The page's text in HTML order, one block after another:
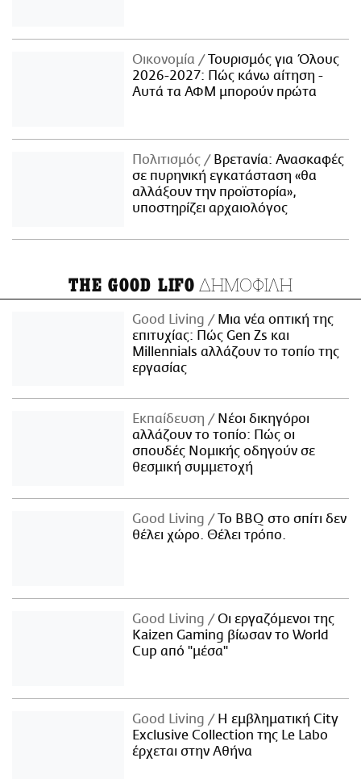
Οικονομία
Τουρισμός για Όλους
2026-2027: Πώς κάνω αίτηση -
Αυτά τα ΑΦΜ μπορούν πρώτα
Πολιτισμός
Βρετανία: Ανασκαφές
σε πυρηνική εγκατάσταση «θα
αλλάξουν την προϊστορία»,
υποστηρίζει αρχαιολόγος
THE GOOD LIFO ΔΗΜΟΦΙΛΗ
Good Living
Μια νέα οπτική της
επιτυχίας: Πώς Gen Zs και
Millennials αλλάζουν το τοπίο της
εργασίας
Εκπαίδευση
Νέοι δικηγόροι
αλλάζουν το τοπίο: Πώς οι
σπουδές Νομικής οδηγούν σε
θεσμική συμμετοχή
Good Living
Το BBQ στο σπίτι δεν
θέλει χώρο. Θέλει τρόπο.
Good Living
Οι εργαζόμενοι της
Kaizen Gaming βίωσαν το World
Cup από "μέσα"
Good Living
Η εμβληματική City
Exclusive Collection της Le Labo
έρχεται στην Αθήνα